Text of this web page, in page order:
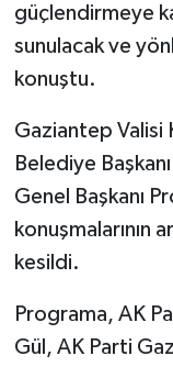
güçlendirmeye
sunulacak ve
konuştu.
Gaziantep Valisi
Belediye
Genel Başkanı
konuşmalarının
kesildi.
Programa, AK
Gül, AK Parti